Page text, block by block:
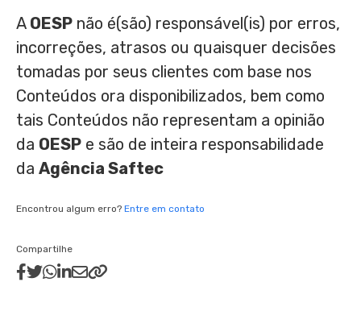
A OESP não é(são) responsável(is) por erros,
incorreções, atrasos ou quaisquer decisões
tomadas por seus clientes com base nos
Conteúdos ora disponibilizados, bem como
tais Conteúdos não representam a opinião
da OESP e são de inteira responsabilidade
da Agência Saftec
Encontrou algum erro? Entre em contato
Compartilhe